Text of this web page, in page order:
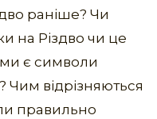
раніше? Чи
на Різдво чи це
є символи
Чим відрізняються
правильно